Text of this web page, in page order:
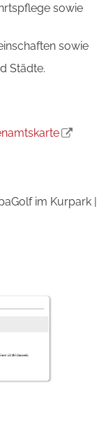
sowie
sowie
Städte.
im Kurpark |